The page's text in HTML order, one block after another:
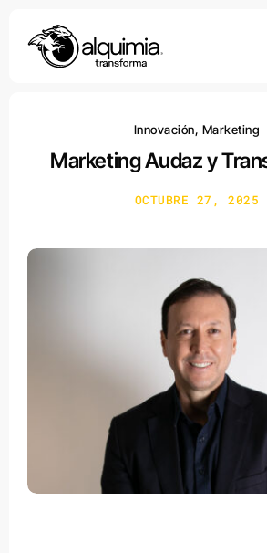
content
Innovación, Marketing
Marketing Audaz y
OCTUBRE 27, 2025